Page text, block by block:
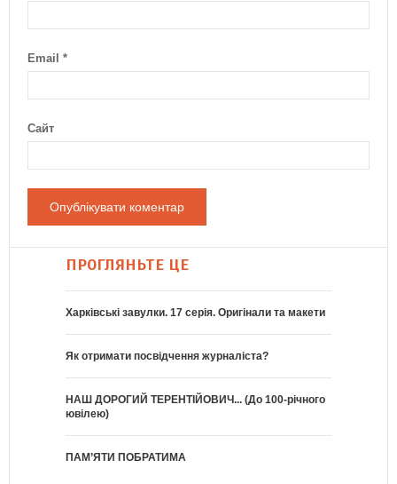
Email *
Сайт
ПРОГЛЯНЬТЕ ЦЕ
Харківські завулки. 17 серія. Оригінали та макети
Як отримати посвідчення журналіста?
НАШ ДОРОГИЙ ТЕРЕНТІЙОВИЧ... (До 100-річного
ювілею)
ПАМ’ЯТИ ПОБРАТИМА